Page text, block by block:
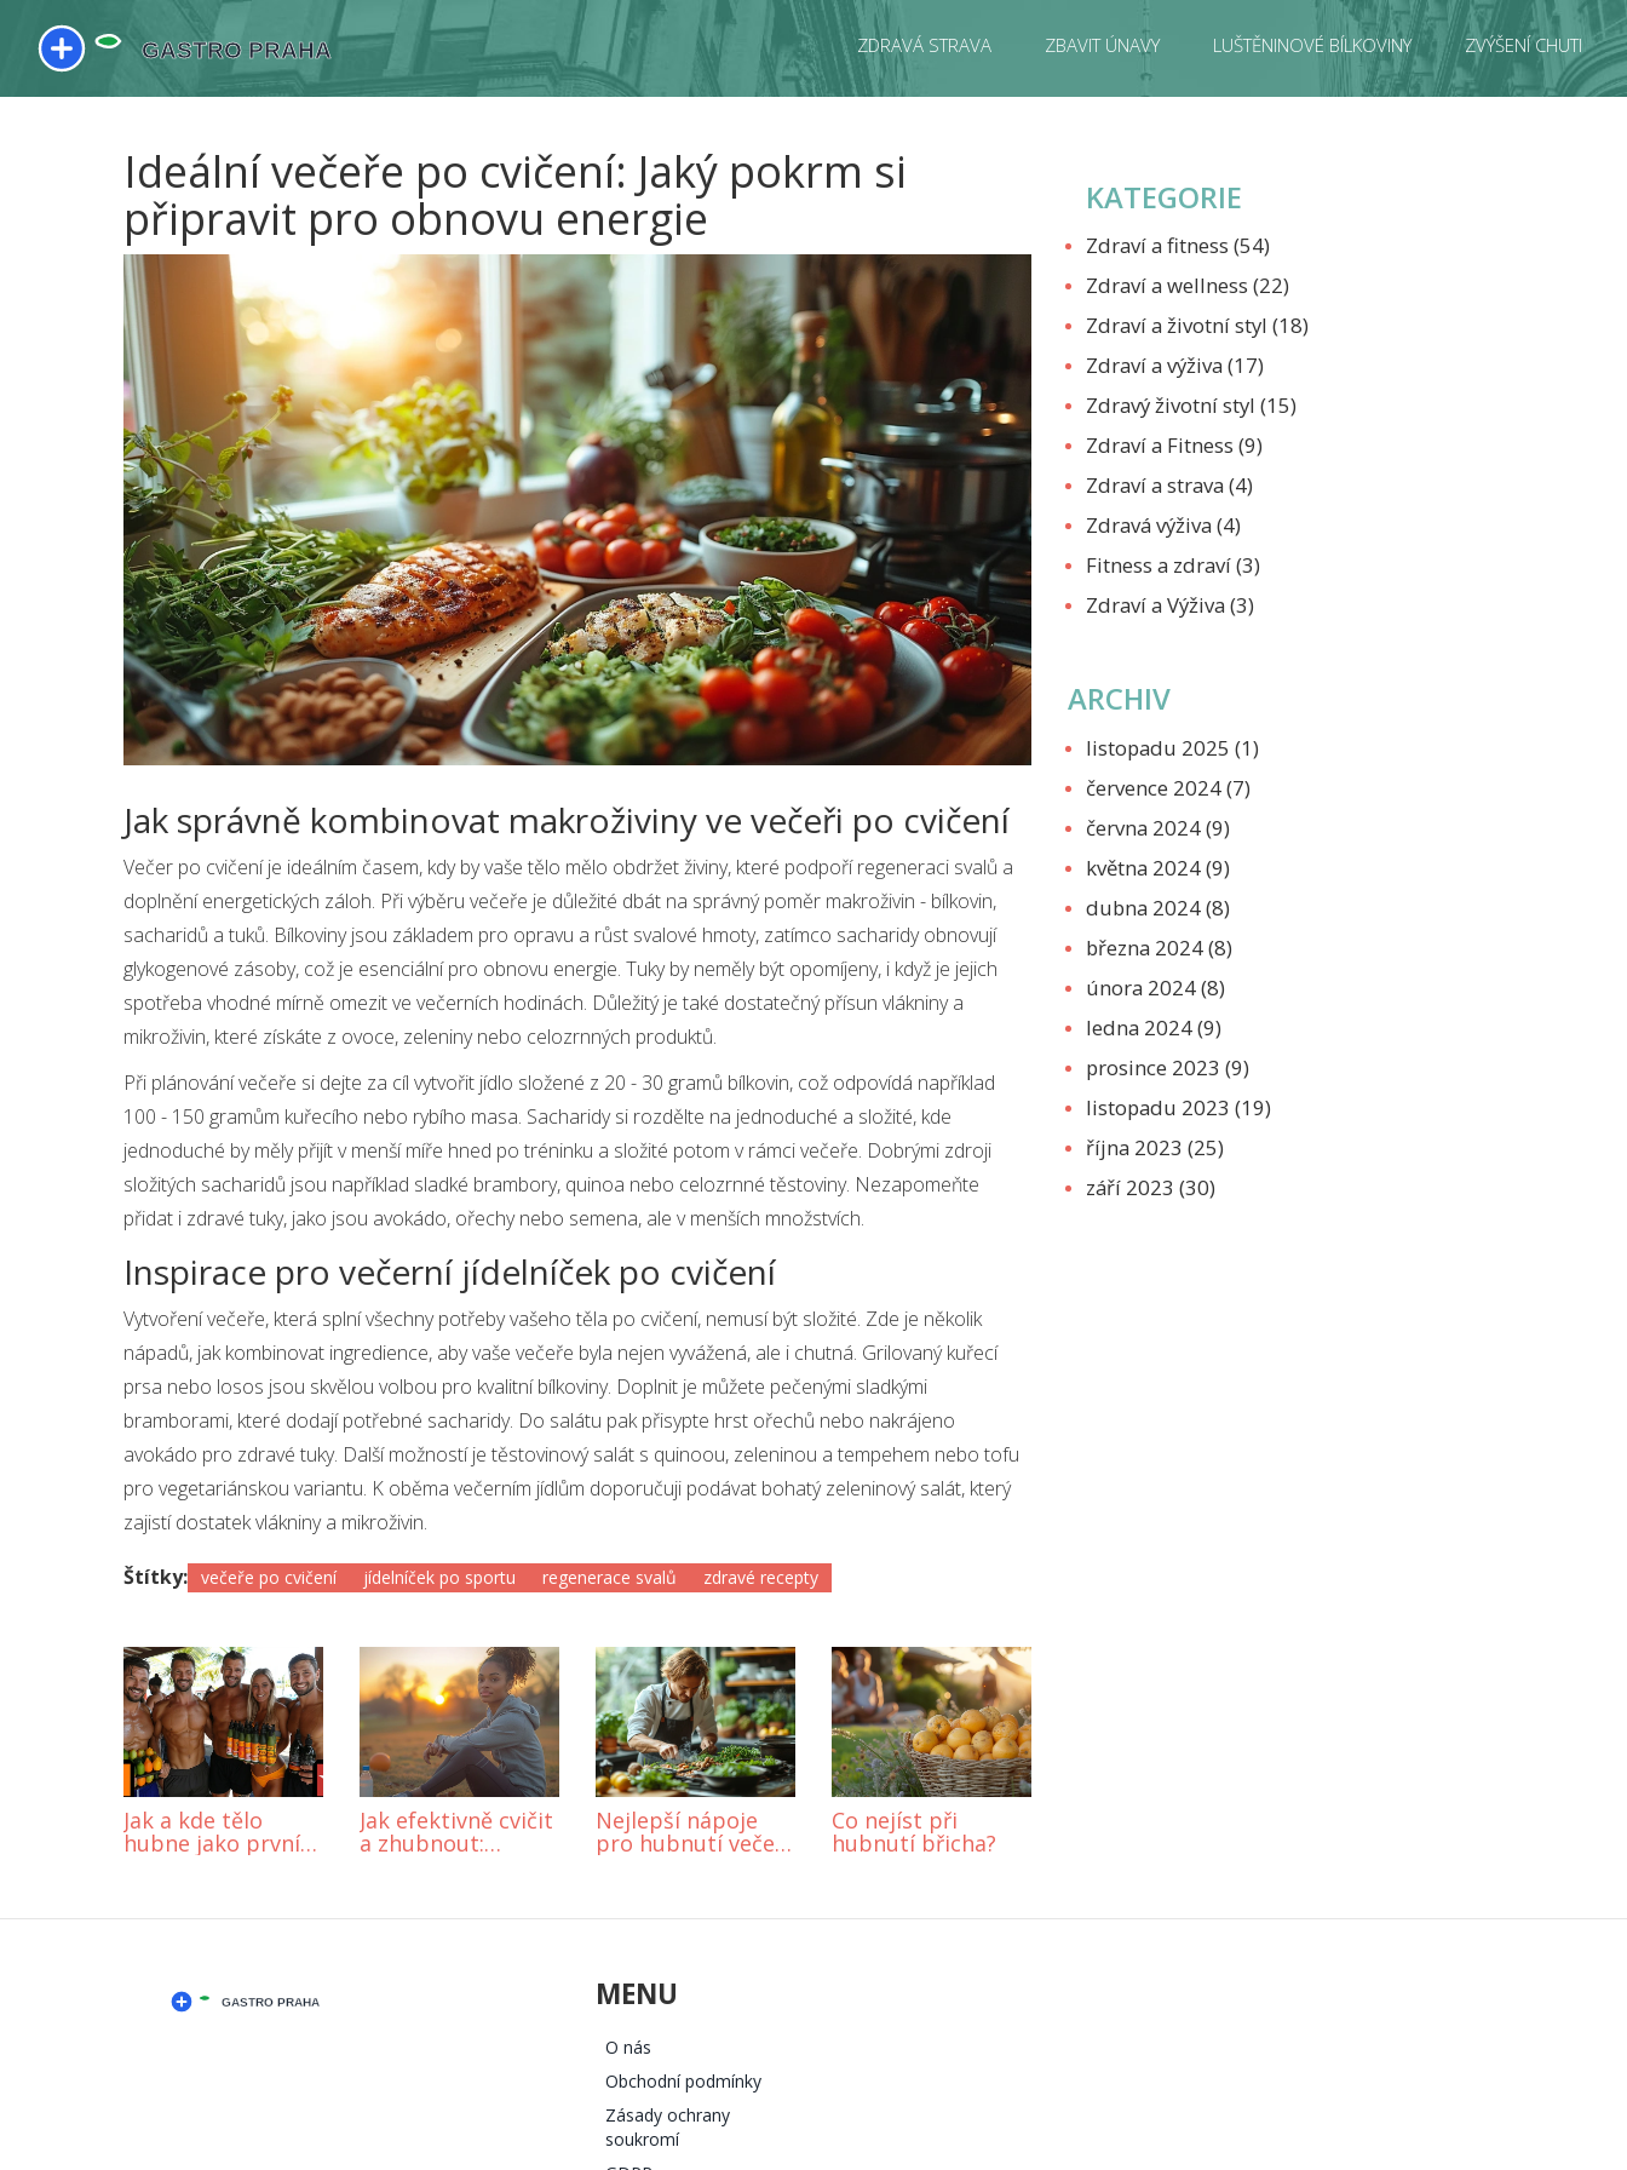
ZDRAVÁ STRAVA ZBAVIT ÚNAVY LUŠTĚNINOVÉ BÍLKOVINY ZVÝŠENÍ CHUTI
Ideální večeře po cvičení: Jaký pokrm si
připravit pro obnovu energie
Jak správně kombinovat makroživiny ve večeři po cvičení
Večer po cvičení je ideálním časem, kdy by vaše tělo mělo obdržet živiny, které podpoří regeneraci svalů a
doplnění energetických záloh. Při výběru večeře je důležité dbát na správný poměr makroživin - bílkovin,
sacharidů a tuků. Bílkoviny jsou základem pro opravu a růst svalové hmoty, zatímco sacharidy obnovují
glykogenové zásoby, což je esenciální pro obnovu energie. Tuky by neměly být opomíjeny, i když je jejich
spotřeba vhodné mírně omezit ve večerních hodinách. Důležitý je také dostatečný přísun vlákniny a
mikroživin, které získáte z ovoce, zeleniny nebo celozrnných produktů.
Při plánování večeře si dejte za cíl vytvořit jídlo složené z 20 - 30 gramů bílkovin, což odpovídá například
100 - 150 gramům kuřecího nebo rybího masa. Sacharidy si rozdělte na jednoduché a složité, kde
jednoduché by měly přijít v menší míře hned po tréninku a složité potom v rámci večeře. Dobrými zdroji
složitých sacharidů jsou například sladké brambory, quinoa nebo celozrnné těstoviny. Nezapomeňte
přidat i zdravé tuky, jako jsou avokádo, ořechy nebo semena, ale v menších množstvích.
Inspirace pro večerní jídelníček po cvičení
Vytvoření večeře, která splní všechny potřeby vašeho těla po cvičení, nemusí být složité. Zde je několik
nápadů, jak kombinovat ingredience, aby vaše večeře byla nejen vyvážená, ale i chutná. Grilovaný kuřecí
prsa nebo losos jsou skvělou volbou pro kvalitní bílkoviny. Doplnit je můžete pečenými sladkými
bramborami, které dodají potřebné sacharidy. Do salátu pak přisypte hrst ořechů nebo nakrájeno
avokádo pro zdravé tuky. Další možností je těstovinový salát s quinoou, zeleninou a tempehem nebo tofu
pro vegetariánskou variantu. K oběma večerním jídlům doporučuji podávat bohatý zeleninový salát, který
zajistí dostatek vlákniny a mikroživin.
Štítky: večeře po cvičení jídelníček po sportu regenerace svalů zdravé recepty
Jak a kde tělo
hubne jako první?
Jak efektivně cvičit
a zhubnout:
Nejlepší nápoje
pro hubnutí večer:
Co nejíst při
hubnutí břicha?
KATEGORIE
Zdraví a fitness (54)
Zdraví a wellness (22)
Zdraví a životní styl (18)
Zdraví a výživa (17)
Zdravý životní styl (15)
Zdraví a Fitness (9)
Zdraví a strava (4)
Zdravá výživa (4)
Fitness a zdraví(3)
Zdraví a Výživa (3)
ARCHIV
listopadu 2025 (1)
července 2024(7)
června 2024(9)
května 2024(9)
dubna 2024(8)
března 2024(8)
února 2024(8)
ledna 2024(9)
prosince 2023 (9)
listopadu 2023 (19)
října 2023 (25)
září 2023 (30)
MENU
O nás
Obchodní podmínky
Zásady ochrany
soukromí